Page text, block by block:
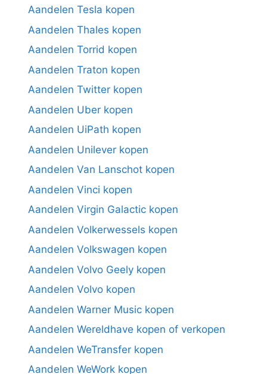
Aandelen Tesla kopen
Aandelen Thales kopen
Aandelen Torrid kopen
Aandelen Traton kopen
Aandelen Twitter kopen
Aandelen Uber kopen
Aandelen UiPath kopen
Aandelen Unilever kopen
Aandelen Van Lanschot kopen
Aandelen Vinci kopen
Aandelen Virgin Galactic kopen
Aandelen Volkerwessels kopen
Aandelen Volkswagen kopen
Aandelen Volvo Geely kopen
Aandelen Volvo kopen
Aandelen Warner Music kopen
Aandelen Wereldhave kopen of verkopen
Aandelen WeTransfer kopen
Aandelen WeWork kopen